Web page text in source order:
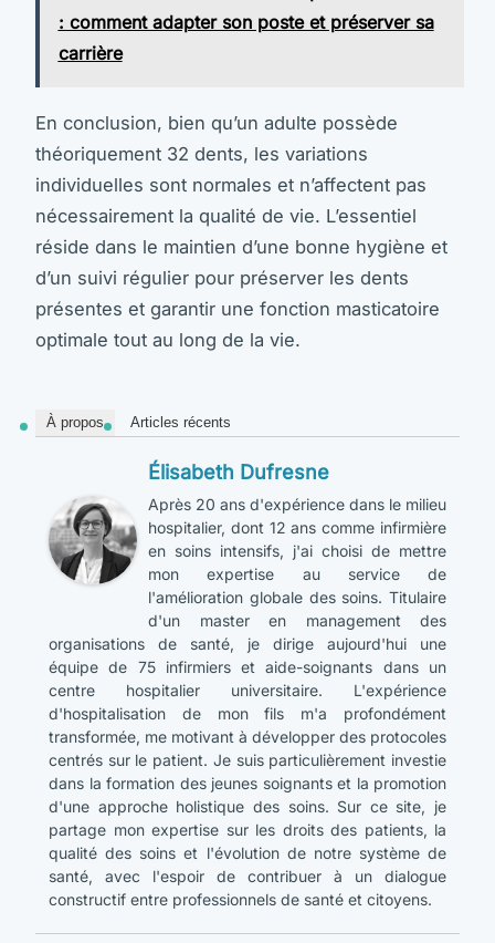
: comment adapter son poste et préserver sa
carrière
En conclusion, bien qu’un adulte possède
théoriquement 32 dents, les variations
individuelles sont normales et n’affectent pas
nécessairement la qualité de vie. L’essentiel
réside dans le maintien d’une bonne hygiène et
d’un suivi régulier pour préserver les dents
présentes et garantir une fonction masticatoire
optimale tout au long de la vie.
À propos Articles récents
Élisabeth Dufresne
Après 20 ans d'expérience dans le milieu
hospitalier, dont 12 ans comme infirmière
en soins intensifs, j'ai choisi de mettre
mon expertise au service de
l'amélioration globale des soins. Titulaire
d'un master en management des
organisations de santé, je dirige aujourd'hui une
équipe de 75 infirmiers et aide-soignants dans un
centre hospitalier universitaire. L'expérience
d'hospitalisation de mon fils m'a profondément
transformée, me motivant à développer des protocoles
centrés sur le patient. Je suis particulièrement investie
dans la formation des jeunes soignants et la promotion
d'une approche holistique des soins. Sur ce site, je
partage mon expertise sur les droits des patients, la
qualité des soins et l'évolution de notre système de
santé, avec l'espoir de contribuer à un dialogue
constructif entre professionnels de santé et citoyens.